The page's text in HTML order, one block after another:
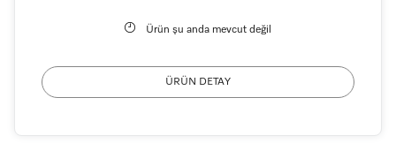
Ürün şu anda mevcut değil
ÜRÜN DETAY